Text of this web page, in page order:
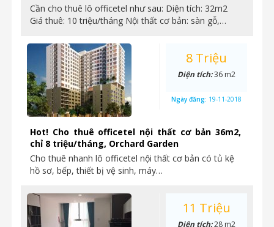
Cần cho thuê lô officetel như sau: Diện tích: 32m2
Giá thuê: 10 triệu/tháng Nội thất cơ bản: sàn gỗ,…
Hot! Cho thuê officetel nội thất cơ bản 36m2,
chỉ 8 triệu/tháng, Orchard Garden
Cho thuê nhanh lô officetel nội thất cơ bản có tủ kệ
hồ sơ, bếp, thiết bị vệ sinh, máy…
8 Triệu
Diện tích:36 m2
Ngày đăng: 19-11-2018
11 Triệu
Diện tích:28 m2